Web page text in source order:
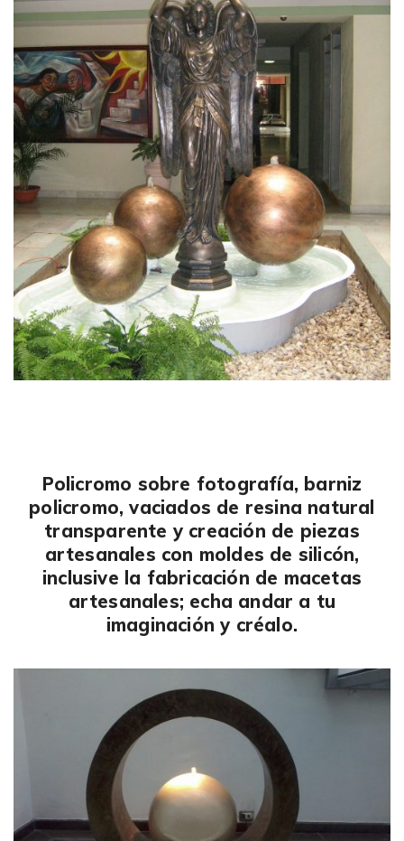
Policromo sobre fotografía, barniz
policromo, vaciados de resina natural
transparente y creación de piezas
artesanales con moldes de silicón,
inclusive la fabricación de macetas
artesanales; echa andar a tu
imaginación y créalo.